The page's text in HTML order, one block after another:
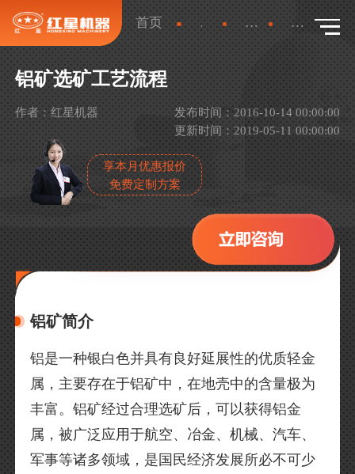
首页 新闻 行业新闻 详情
铝矿选矿工艺流程
作者：红星机器
发布时间：2016-10-14 00:00:00
更新时间：2019-05-11 00:00:00
享本月优惠报价
免费定制方案
铝矿简介
铝是一种银白色并具有良好延展性的优质轻金
属，主要存在于铝矿中，在地壳中的含量极为
丰富。铝矿经过合理选矿后，可以获得铝金
属，被广泛应用于航空、冶金、机械、汽车、
军事等诸多领域，是国民经济发展所必不可少